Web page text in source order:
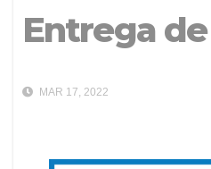
Entrega
MAR 17, 2022